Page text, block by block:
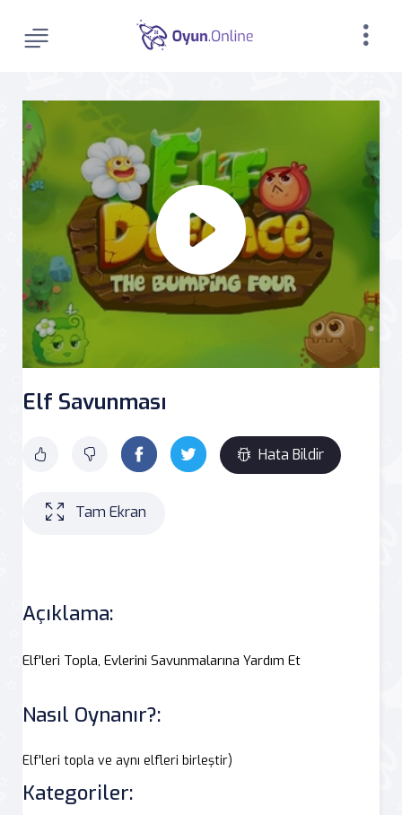
Elf Savunması
Hata Bildir
Tam Ekran
Açıklama:
Elf'leri Topla, Evlerini Savunmalarına Yardım Et
Nasıl Oynanır?:
Elf'leri topla ve aynı elfleri birleştir)
Kategoriler: